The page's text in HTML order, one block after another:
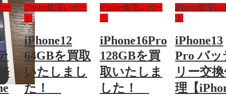
ー
iPhone修理レポー
ト
iPhone12
64GBを買取
いたしまし
た！
iPhone修理レポー
ト
iPhone16Pro
128GBを買
取いたしま
した！
iPhone修理レ
ト
iPhone13
Pro バッ
リー交
理【